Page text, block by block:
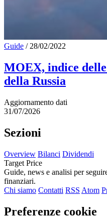
Guide / 28/02/2022
MOEX, indice
della Russia
Aggiornamento dati
31/07/2026
Sezioni
Overview Bilanci Dividendi
Target Price
Guide, news e analisi per
finanziari.
Chi siamo Contatti RSS Atom
Preferenze cookie